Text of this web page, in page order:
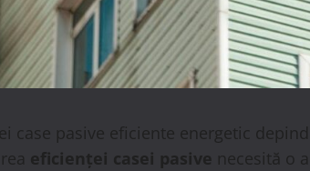
case pasive eficiente energetic
eficienței casei pasive necesită o